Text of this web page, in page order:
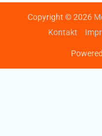
Copyright © 2026
Kontakt